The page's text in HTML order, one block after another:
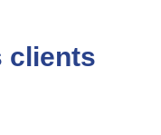
clients